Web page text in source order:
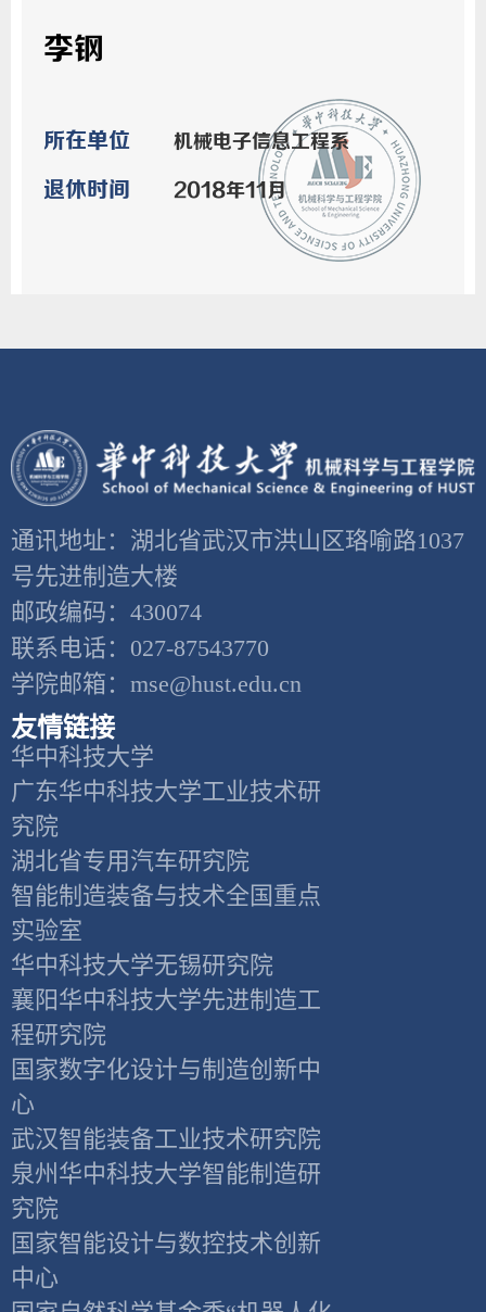
李钢
所在单位 机械电子信息工程系
退休时间 2018年11月
通讯地址：湖北省武汉市洪山区珞喻路1037
号先进制造大楼
邮政编码：430074
联系电话：027-87543770
学院邮箱：mse@hust.edu.cn
友情链接
华中科技大学
广东华中科技大学工业技术研
究院
湖北省专用汽车研究院
智能制造装备与技术全国重点
实验室
华中科技大学无锡研究院
襄阳华中科技大学先进制造工
程研究院
国家数字化设计与制造创新中
心
武汉智能装备工业技术研究院
泉州华中科技大学智能制造研
究院
国家智能设计与数控技术创新
中心